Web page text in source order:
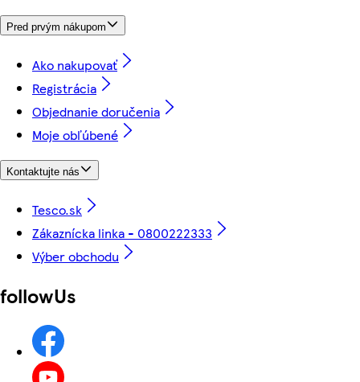
Pred prvým nákupom
Ako nakupovať
Registrácia
Objednanie doručenia
Moje obľúbené
Kontaktujte nás
Tesco.sk
Zákaznícka linka - 0800222333
Výber obchodu
followUs